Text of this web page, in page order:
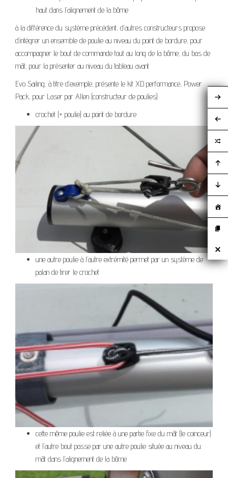
haut dans l’alignement de la bôme
à la différence du système précédent, d’autres constructeurs propose
d’intégrer un ensemble de poulie au niveau du point de bordure, pour
accompagner le bout de commande tout au long de la bôme, du bas de
mât, pour la présenter au niveau du tableau avant
Evo Sailing, à titre d’exemple, présente le kit XD performance, Power
Pack, pour Laser par Allen (constructeur de poulies)
crochet (+ poulie) au point de bordure
une autre poulie à l’autre extrémité permet par un système de
palan de tirer le crochet
cette même poulie est reliée à une partie fixe du mât (le coinceur)
et l’autre bout passe par une autre poulie située au niveau du
mât dans l’alignement de la bôme